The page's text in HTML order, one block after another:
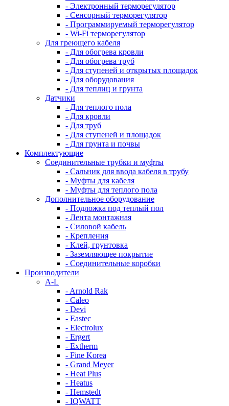
- Электронный терморегулятор
- Сенсорный терморегулятор
- Программируемый терморегулятор
- Wi-Fi терморегулятор
Для греющего кабеля
- Для обогрева кровли
- Для обогрева труб
- Для ступеней и открытых площадок
- Для оборудования
- Для теплиц и грунта
Датчики
- Для теплого пола
- Для кровли
- Для труб
- Для ступеней и площадок
- Для грунта и почвы
Комплектующие
Соединительные трубки и муфты
- Сальник для ввода кабеля в трубу
- Муфты для кабеля
- Муфты для теплого пола
Дополнительное оборудование
- Подложка под теплый пол
- Лента монтажная
- Силовой кабель
- Крепления
- Клей, грунтовка
- Заземляющее покрытие
- Соединительные коробки
Производители
A-L
- Arnold Rak
- Caleo
- Devi
- Eastec
- Electrolux
- Ergert
- Extherm
- Fine Korea
- Grand Meyer
- Heat Plus
- Heatus
- Hemstedt
- IQWATT